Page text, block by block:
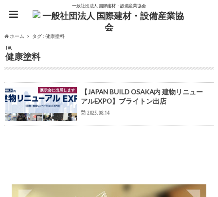
一般社団法人 国際建材・設備産業協会
ホーム タグ : 健康塗料
TAG
健康塗料
展示会に出展します
【JAPAN BUILD OSAKA内 建物リニュー
アルEXPO】ブライトン出店
2025.08.14